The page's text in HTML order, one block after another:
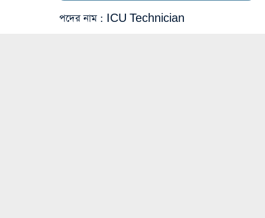
পদের নাম: ICU Technician